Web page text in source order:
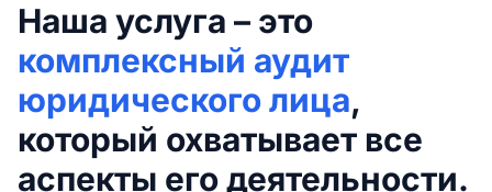
Наша услуга – это
комплексный аудит
юридического лица,
который охватывает все
аспекты его деятельности.